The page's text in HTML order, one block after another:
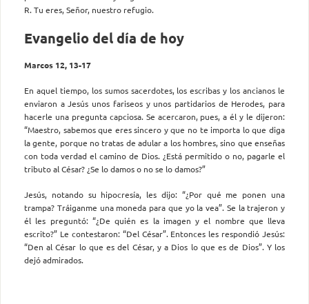
R. Tu eres, Señor, nuestro refugio.
Evangelio del día de hoy
Marcos 12, 13-17
En aquel tiempo, los sumos sacerdotes, los escribas y los ancianos le
enviaron a Jesús unos fariseos y unos partidarios de Herodes, para
hacerle una pregunta capciosa. Se acercaron, pues, a él y le dijeron:
“Maestro, sabemos que eres sincero y que no te importa lo que diga
la gente, porque no tratas de adular a los hombres, sino que enseñas
con toda verdad el camino de Dios. ¿Está permitido o no, pagarle el
tributo al César? ¿Se lo damos o no se lo damos?”
Jesús, notando su hipocresía, les dijo: “¿Por qué me ponen una
trampa? Tráiganme una moneda para que yo la vea”. Se la trajeron y
él les preguntó: “¿De quién es la imagen y el nombre que lleva
escrito?” Le contestaron: “Del César”. Entonces les respondió Jesús:
“Den al César lo que es del César, y a Dios lo que es de Dios”. Y los
dejó admirados.